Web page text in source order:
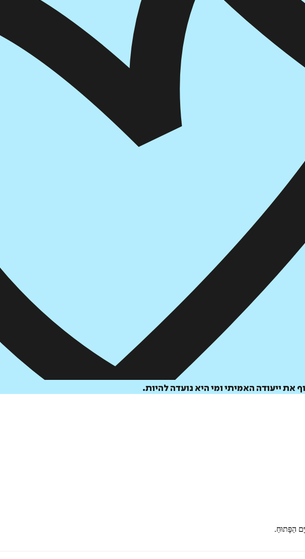
ייעודה האמיתי ומי היא נועדה להיות.
הַפָּתוּחַ.